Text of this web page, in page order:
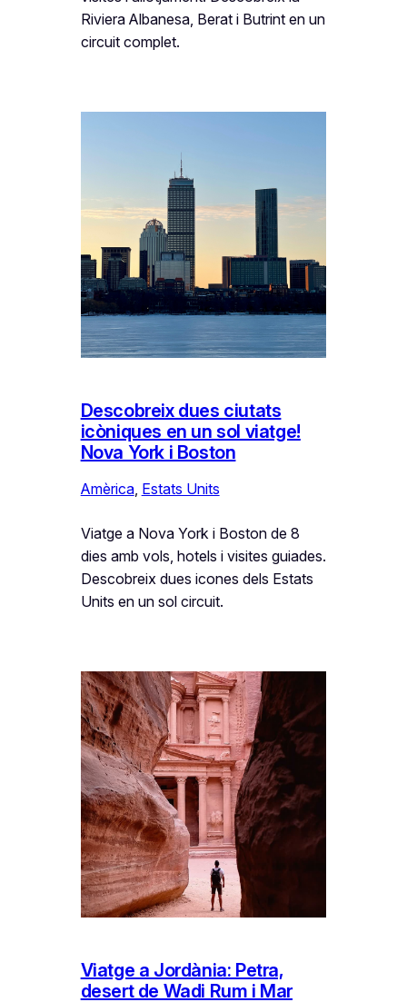
Riviera Albanesa, Berat i Butrint en un
circuit complet.
Descobreix dues ciutats
icòniques en un sol viatge!
Nova York i Boston
Amèrica, Estats Units
Viatge a Nova York i Boston de 8
dies amb vols, hotels i visites guiades.
Descobreix dues icones dels Estats
Units en un sol circuit.
Viatge a Jordània: Petra,
desert de Wadi Rum i Mar